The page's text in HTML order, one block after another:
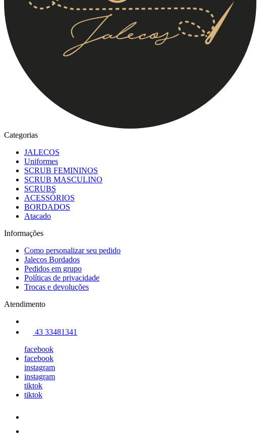
Categorias
JALECOS
Uniformes
SCRUB FEMININOS
SCRUB MASCULINO
SCRUBS
ACESSÓRIOS
BORDADOS
Atacado
Informações
Como personalizar seu pedido
Jalecos Bordados
Pedidos em grupo
Políticas de privacidade
Trocas e devoluções
Atendimento
43 33481341
facebook
facebook
instagram
instagram
tiktok
tiktok